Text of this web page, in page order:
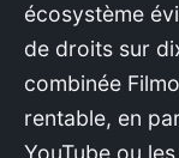
écosystème
de droits sur
combinée
rentable, en
YouTube ou